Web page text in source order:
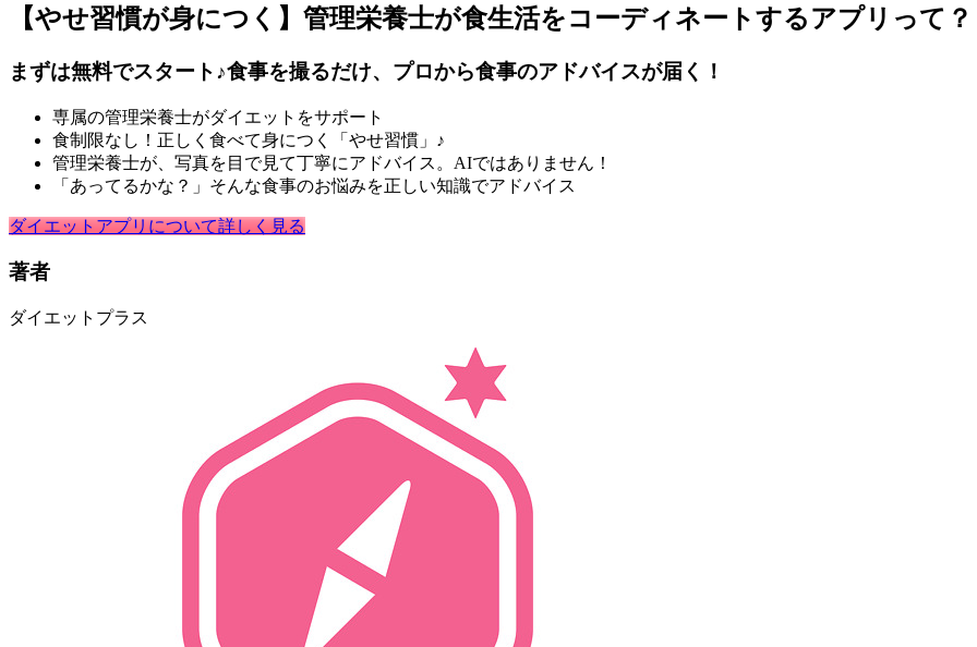
【やせ習慣が身につく】管理栄養士が食生活をコーディネートするアプリって？
まずは無料でスタート♪食事を撮るだけ、プロから食事のアドバイスが届く！
専属の管理栄養士がダイエットをサポート
食制限なし！正しく食べて身につく「やせ習慣」♪
管理栄養士が、写真を目で見て丁寧にアドバイス。AIではありません！
「あってるかな？」そんな食事のお悩みを正しい知識でアドバイス
ダイエットアプリについて詳しく見る
著者
ダイエットプラス